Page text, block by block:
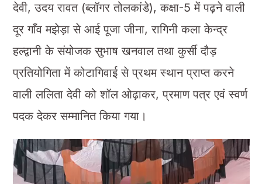
देवी, उदय रावत (ब्लॉगर तोलकांडे), कक्षा-5 में पढ़ने वाली
दूर गाँव मझेड़ा से आई पूजा जीना, रागिनी कला केन्द्र
हल्द्वानी के संयोजक सुभाष खनवाल तथा कुर्सी दौड़
प्रतियोगिता में कोटागिवाई से प्रथम स्थान प्राप्त करने
वाली ललिता देवी को शॉल ओढ़ाकर, प्रमाण पत्र एवं स्वर्ण
पदक देकर सम्मानित किया गया।